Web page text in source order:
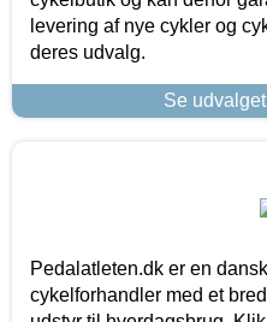
levering af nye cykler og
deres udvalg.
Se
Pedalatleten.dk er en
cykelforhandler med et